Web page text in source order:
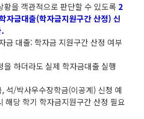
을 객관적으로 판단할 수 있도록 2
자금대출(학자금지원구간 산정) 신
금 대출: 학자금 지원구간 산정 여부
하더라도 실제 학자금대출 실행
석/박사우수장학금(이공계) 신청 예
해당 학기 학자금지원구간 산정 필요